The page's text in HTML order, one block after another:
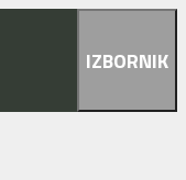
IZBORNIK